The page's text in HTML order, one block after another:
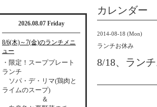
カレンダー
2014-08-18 (Mon)
ランチお休み
8/18、ラン
2026.08.07 Friday
8/6(木)～7(金)のランチメニ
ュー
・限定！スーププレート
ランチ
ソパ・デ・リマ(鶏肉と
ライムのスープ)
＆